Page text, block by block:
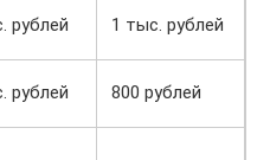
рублей 1 тыс. рублей
рублей 800 рублей